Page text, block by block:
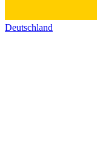
Deutschland